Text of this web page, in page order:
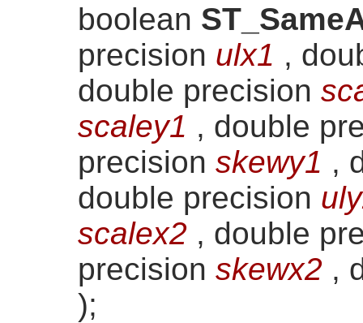
boolean
precision ulx1 ,
double precision
scaley1 , double
precision skewy1 ,
double precision
scalex2 , double
precision skewx2 ,
);